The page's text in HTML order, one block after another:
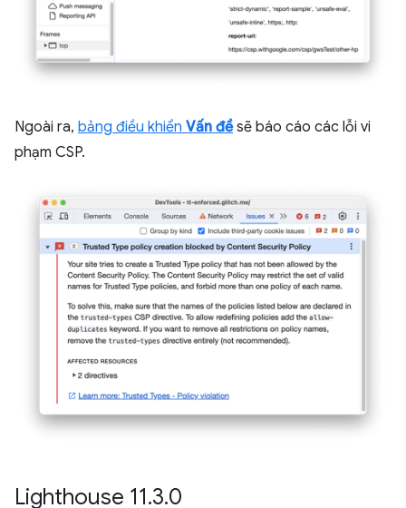
Ngoài ra, bảng điều khiển Vấn đềsẽ báo cáo các lỗi vi
phạm CSP.
Lighthouse 11.3.0